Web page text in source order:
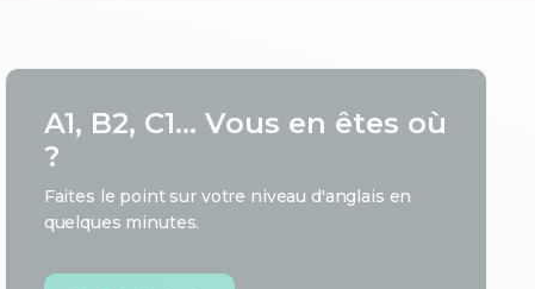
A1, B2, C1... Vous en êtes où
?
Faites le point sur votre niveau d'anglais en
quelques minutes.